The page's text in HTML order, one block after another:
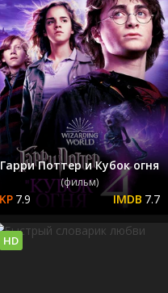
Гарри Поттер и Кубок огня
(фильм)
7.9 7.7
HD